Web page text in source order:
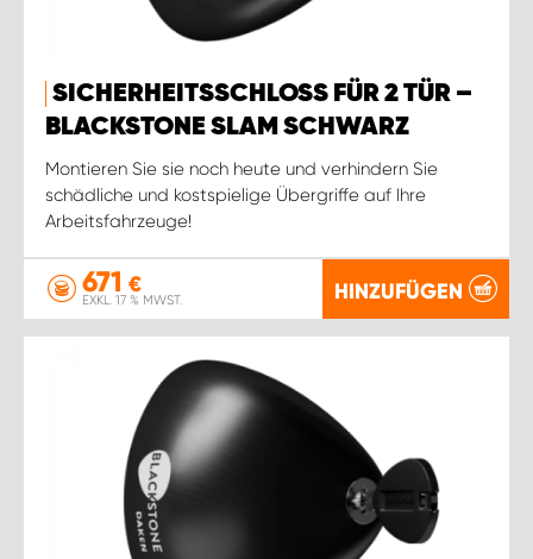
SICHERHEITSSCHLOSS FÜR 2 TÜR –
BLACKSTONE SLAM SCHWARZ
Montieren Sie sie noch heute und verhindern Sie
schädliche und kostspielige Übergriffe auf Ihre
Arbeitsfahrzeuge!
671 €
EXKL. 17 % MWST. HINZUFÜGEN